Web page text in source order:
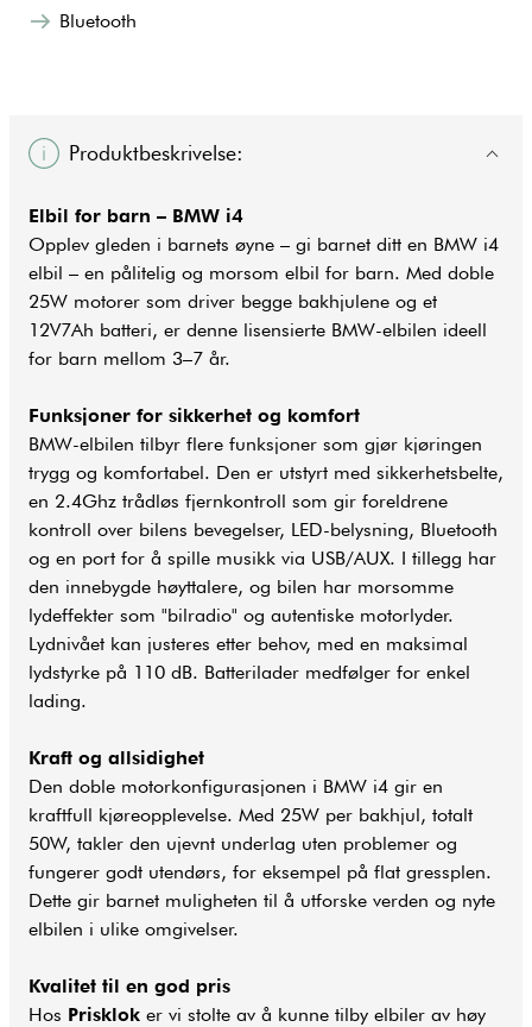
Bluetooth
Produktbeskrivelse:
Elbil for barn – BMW i4
Opplev gleden i barnets øyne – gi barnet ditt en BMW i4
elbil – en pålitelig og morsom elbil for barn. Med doble
25W motorer som driver begge bakhjulene og et
12V7Ah batteri, er denne lisensierte BMW-elbilen ideell
for barn mellom 3–7 år.
Funksjoner for sikkerhet og komfort
BMW-elbilen tilbyr flere funksjoner som gjør kjøringen
trygg og komfortabel. Den er utstyrt med sikkerhetsbelte,
en 2.4Ghz trådløs fjernkontroll som gir foreldrene
kontroll over bilens bevegelser, LED-belysning, Bluetooth
og en port for å spille musikk via USB/AUX. I tillegg har
den innebygde høyttalere, og bilen har morsomme
lydeffekter som "bilradio" og autentiske motorlyder.
Lydnivået kan justeres etter behov, med en maksimal
lydstyrke på 110 dB. Batterilader medfølger for enkel
lading.
Kraft og allsidighet
Den doble motorkonfigurasjonen i BMW i4 gir en
kraftfull kjøreopplevelse. Med 25W per bakhjul, totalt
50W, takler den ujevnt underlag uten problemer og
fungerer godt utendørs, for eksempel på flat gressplen.
Dette gir barnet muligheten til å utforske verden og nyte
elbilen i ulike omgivelser.
Kvalitet til en god pris
Hos Prisklok er vi stolte av å kunne tilby elbiler av høy